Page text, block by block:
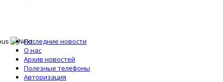
Последние новости
О нас
Архив новостей
Полезные телефоны
Авторизация